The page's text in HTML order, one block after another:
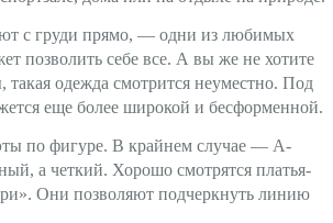
с груди прямо, — одни из любимых
позволить себе все. А вы же не хотите
одежда смотрится неуместно. Под
еще более широкой и бесформенной.
по фигуре. В крайнем случае — А-
а четкий. Хорошо смотрятся платья-
Они позволяют подчеркнуть линию